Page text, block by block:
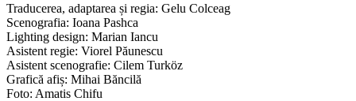
Traducerea, adaptarea și regia: Gelu Colceag
Scenografia: Ioana Pashca
Lighting design: Marian Iancu
Asistent regie: Viorel Păunescu
Asistent scenografie: Cilem Turköz
Grafică afiș: Mihai Băncilă
Foto: Amatis Chifu